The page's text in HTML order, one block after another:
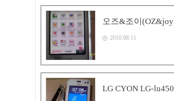
오즈&조이
2010.08.11
LG CYON LG-